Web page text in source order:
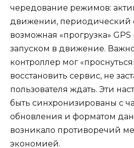
чередование режимов:
движении, периодический
возможная «прогрузка»
запуском в движение.
контроллер мог
восстановить сервис, не
пользователя ждать. Эти
быть синхронизированы с
обновления и форматом
возникало противоречий
экономией.